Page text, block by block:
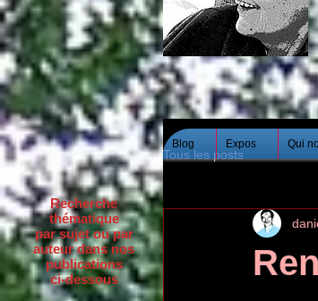
Blog Expos Qui
Tous les posts
Recherche
thématique
par sujet ou par
auteur dans nos
publications
ci-dessous